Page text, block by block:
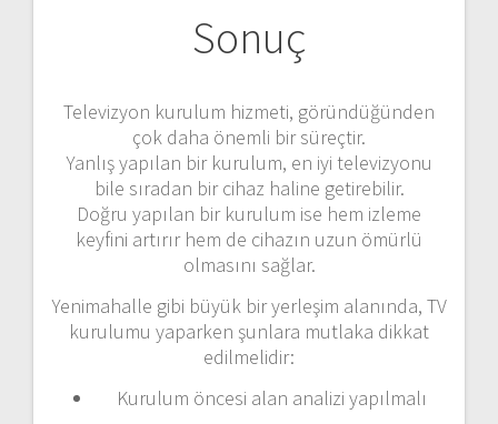
Sonuç
Televizyon kurulum hizmeti, göründüğünden
çok daha önemli bir süreçtir.
Yanlış yapılan bir kurulum, en iyi televizyonu
bile sıradan bir cihaz haline getirebilir.
Doğru yapılan bir kurulum ise hem izleme
keyfini artırır hem de cihazın uzun ömürlü
olmasını sağlar.
Yenimahalle gibi büyük bir yerleşim alanında, TV
kurulumu yaparken şunlara mutlaka dikkat
edilmelidir:
Kurulum öncesi alan analizi yapılmalı